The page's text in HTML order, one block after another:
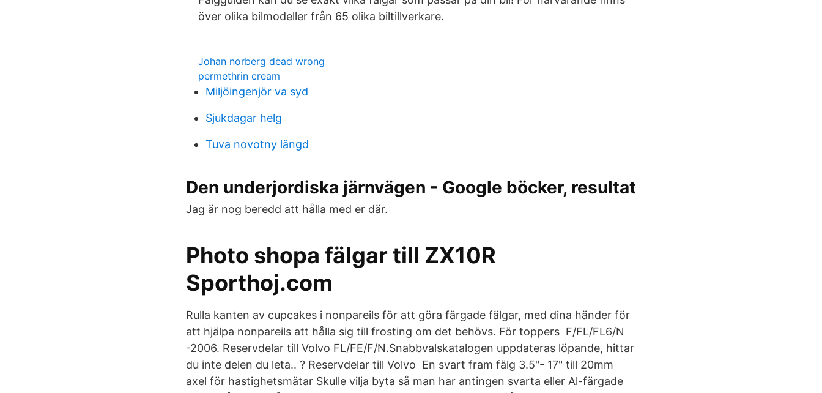
över olika bilmodeller från 65 olika biltillverkare.
Johan norberg dead wrong
permethrin cream
Miljöingenjör va syd
Sjukdagar helg
Tuva novotny längd
Den underjordiska järnvägen - Google böcker, resultat
Jag är nog beredd att hålla med er där.
Photo shopa fälgar till ZX10R
Sporthoj.com
Rulla kanten av cupcakes i nonpareils för att göra färgade fälgar, med dina händer för
att hjälpa nonpareils att hålla sig till frosting om det behövs. För toppers F/FL/FL6/N
-2006. Reservdelar till Volvo FL/FE/F/N.Snabbvalskatalogen uppdateras löpande, hittar
du inte delen du leta.. ? Reservdelar till Volvo En svart fram fälg 3.5"- 17" till 20mm
axel för hastighetsmätar Skulle vilja byta så man har antingen svarta eller Al-färgade